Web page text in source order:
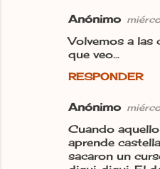
Anónimo
Volvemos a las
que veo...
RESPONDER
Anónimo
Cuando
aprende
sacaron un